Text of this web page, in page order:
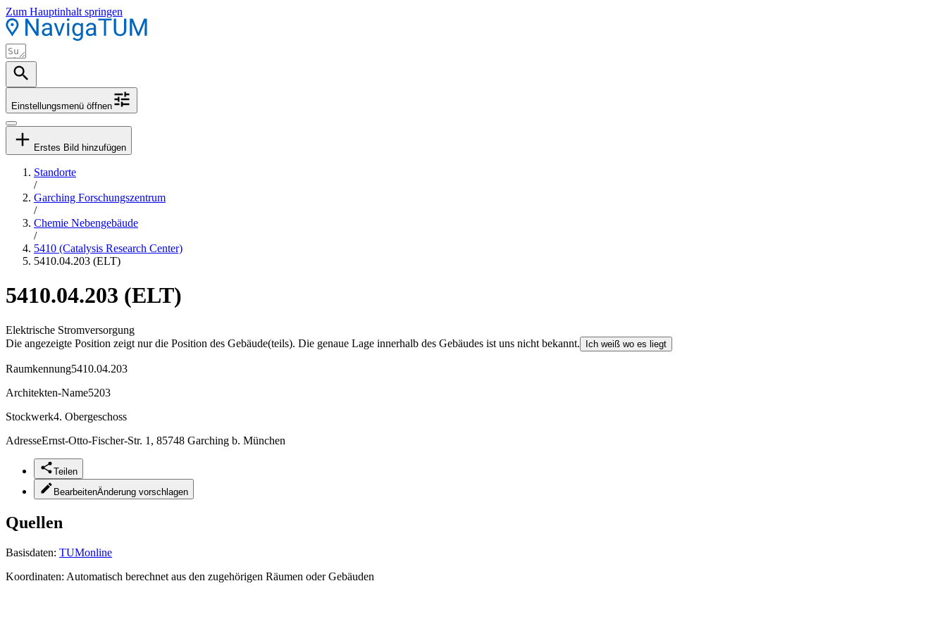
Zum Hauptinhalt springen
Einstellungsmenü öffnen
Erstes Bild hinzufügen
Standorte
/
Garching Forschungszentrum
/
Chemie Nebengebäude
/
5410 (Catalysis Research Center)
5410.04.203 (ELT)
5410.04.203 (ELT)
Elektrische Stromversorgung
Die angezeigte Position zeigt nur die Position des Gebäude(teils). Die genaue Lage innerhalb des Gebäudes ist uns nicht bekannt.
Ich weiß wo es liegt
Raumkennung5410.04.203
Architekten-Name5203
Stockwerk4. Obergeschoss
AdresseErnst-Otto-Fischer-Str. 1, 85748 Garching b. München
Teilen
BearbeitenÄnderung vorschlagen
Quellen
Basisdaten: TUMonline
Koordinaten: Automatisch berechnet aus den zugehörigen Räumen oder Gebäuden